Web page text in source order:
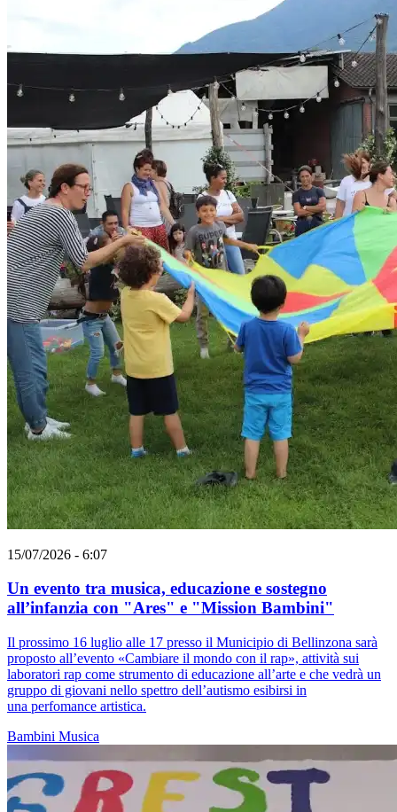
15/07/2026 - 6:07
Un evento tra musica, educazione e sostegno
all’infanzia con "Ares" e "Mission Bambini"
Il prossimo 16 luglio alle 17 presso il Municipio di Bellinzona sarà
proposto all’evento «Cambiare il mondo con il rap», attività sui
laboratori rap come strumento di educazione all’arte e che vedrà un
gruppo di giovani nello spettro dell’autismo esibirsi in
una perfomance artistica.
Bambini Musica